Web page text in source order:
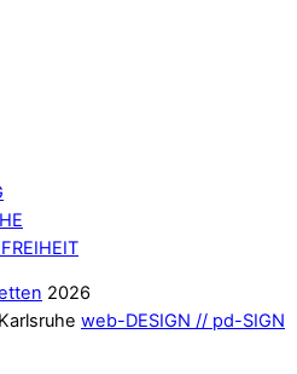
2026
web-DESIGN // pd-SIGN